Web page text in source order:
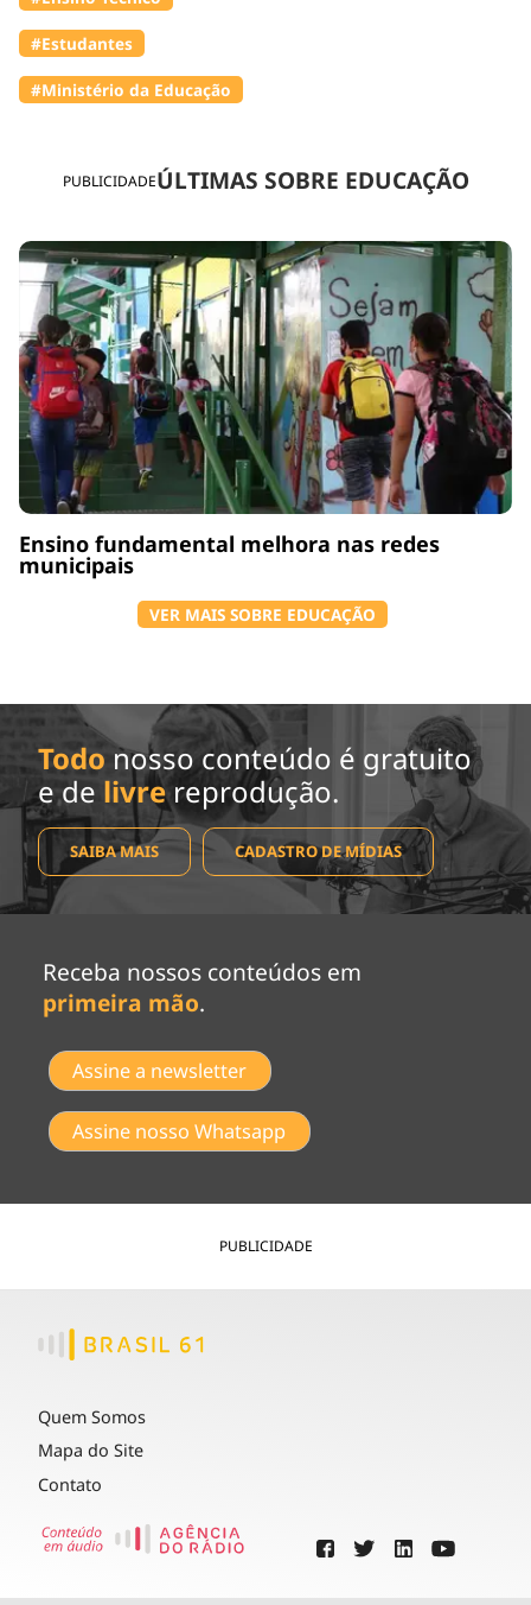
PUBLICIDADEÚLTIMAS SOBRE EDUCAÇÃO
Ensino fundamental melhora nas redes
municipais
VER MAIS SOBRE EDUCAÇÃO
#Estudantes
#Ministério da Educação
Todo nosso conteúdo é gratuito
e de livrereprodução.
SAIBA MAIS CADASTRO DE MÍDIAS
Receba nossos conteúdos em
primeira mão.
Assine a newsletter
Assine nosso Whatsapp
PUBLICIDADE
Quem Somos
Mapa do Site
Contato